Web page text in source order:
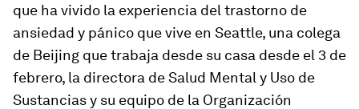
que ha vivido la experiencia del trastorno de
ansiedad y pánico que vive en Seattle, una colega
de Beijing que trabaja desde su casa desde el 3 de
febrero, la directora de Salud Mental y Uso de
Sustancias y su equipo de la Organización